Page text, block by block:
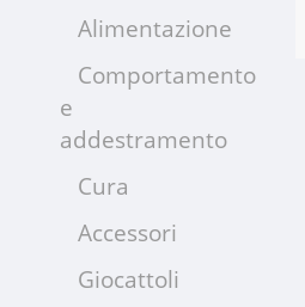
Alimentazione
Comportamento
e
addestramento
Cura
Accessori
Giocattoli